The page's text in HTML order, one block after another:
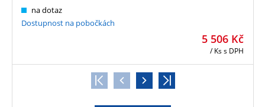
5 506 Kč
/ Kss DPH
na dotaz
Dostupnost na pobočkách